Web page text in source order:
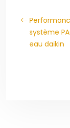
système
eau daikin